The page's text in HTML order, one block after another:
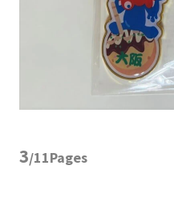
3/11Pages